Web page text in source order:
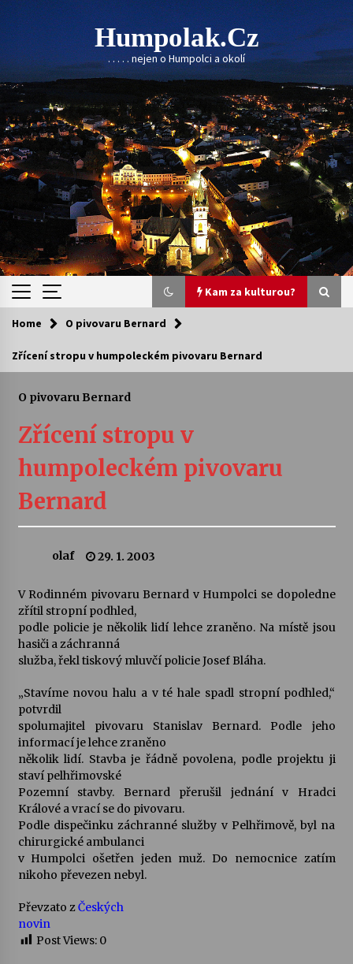
Skip
to
content
Humpolak.cz
. . . . . nejen o Humpolci a okolí
Kam za kulturou?
Kam za kulturou?
Sukuba Ensemble
Vernisáž výstavy Josefíny Duškové: Stávám se
kapkou
Veselí muzikanti
Pozvánka na integrační festival Quijotova
šedesátka: 28. 7.–1. 8. 2026
28. 7. 2026
Letní koncerty ve Stromovce: Kolchoz a
28. 7. 2026
Votavžatský ploty
23. 7. 2026
Letní koncerty ve Stromovce: Rufus Miller
22. 7. 2026
Vysočinka
17. 7. 2026
Home O pivovaru Bernard
Zřícení stropu v humpoleckém pivovaru Bernard
O pivovaru Bernard
Zřícení stropu v
humpoleckém pivovaru
Bernard
olaf 29. 1. 2003
V Rodinném pivovaru Bernard v Humpolci se dopoledne
zřítil stropní podhled,
podle policie je několik lidí lehce zraněno. Na místě jsou
hasiči a záchranná
služba, řekl tiskový mluvčí policie Josef Bláha.
„Stavíme novou halu a v té hale spadl stropní podhled,“
potvrdil
spolumajitel pivovaru Stanislav Bernard. Podle jeho
informací je lehce zraněno
několik lidí. Stavba je řádně povolena, podle projektu ji
staví pelhřimovské
Pozemní stavby. Bernard přerušil jednání v Hradci
Králové a vrací se do pivovaru.
Podle dispečinku záchranné služby v Pelhřimově, byl na
chirurgické ambulanci
v Humpolci ošetřen jeden muž. Do nemocnice zatím
nikoho převezen nebyl.
Převzato zČeských
novin
Post Views: 0